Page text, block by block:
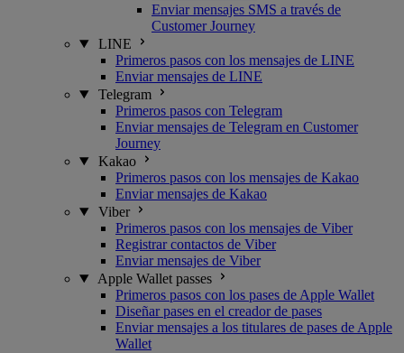
Enviar mensajes SMS a través de
Customer Journey
LINE
Primeros pasos con los mensajes de LINE
Enviar mensajes de LINE
Telegram
Primeros pasos con Telegram
Enviar mensajes de Telegram en Customer
Journey
Kakao
Primeros pasos con los mensajes de Kakao
Enviar mensajes de Kakao
Viber
Primeros pasos con los mensajes de Viber
Registrar contactos de Viber
Enviar mensajes de Viber
Apple Wallet passes
Primeros pasos con los pases de Apple Wallet
Diseñar pases en el creador de pases
Enviar mensajes a los titulares de pases de Apple
Wallet